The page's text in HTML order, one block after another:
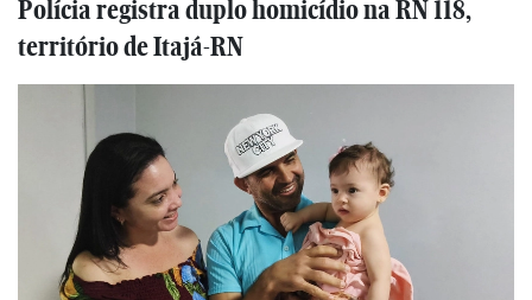
Polícia registra duplo homicídio na RN 118,
território de Itajá-RN